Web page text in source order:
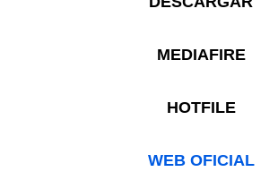
MEDIAFIRE
HOTFILE
WEB OFICIAL